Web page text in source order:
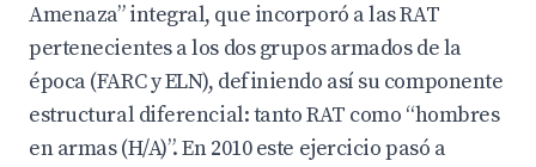
Amenaza” integral, que incorporó a las RAT
pertenecientes a los dos grupos armados de la
época (FARC y ELN), definiendo así su componente
estructural diferencial: tanto RAT como “hombres
en armas (H/A)”. En 2010 este ejercicio pasó a